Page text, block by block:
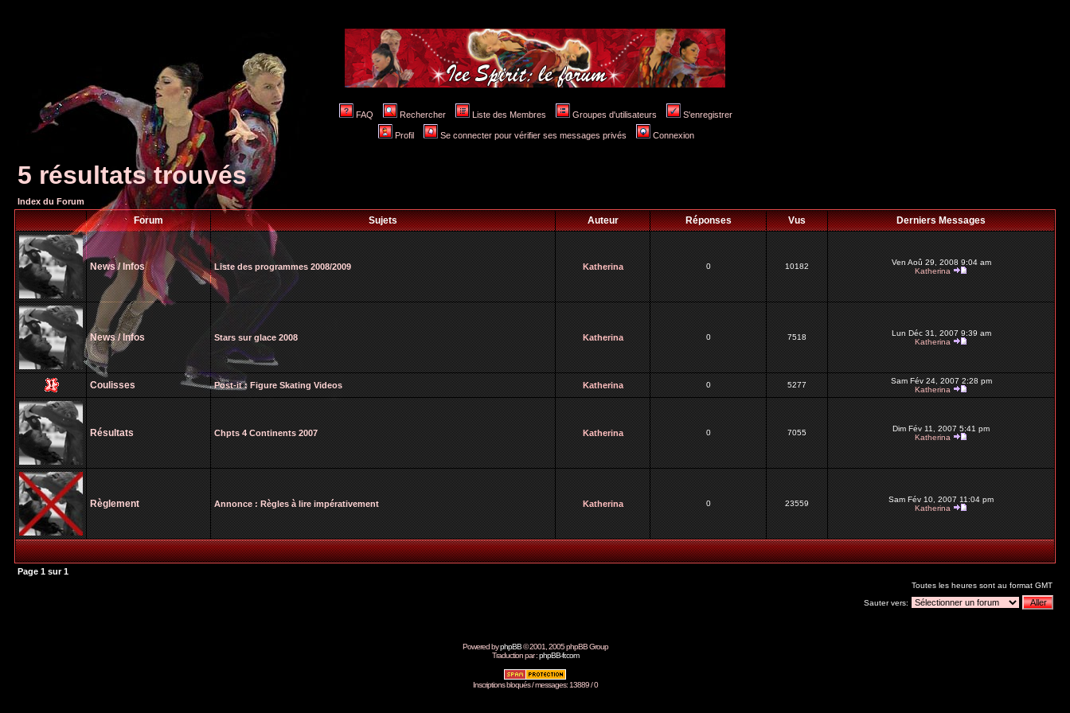
FAQ Rechercher Liste des Membres Groupes d'utilisateurs S'enregistrer
Profil Se connecter pour vérifier ses messages privés Connexion
5 résultats trouvés
Index du Forum
Forum Sujets Auteur Réponses Vus Derniers Messages
News / Infos Liste des programmes 2008/2009 Katherina 0 10182
Ven Aoû 29, 2008 9:04 am
Katherina
News / Infos Stars sur glace 2008 Katherina 0 7518
Lun Déc 31, 2007 9:39 am
Katherina
Coulisses Post-it : Figure Skating Videos Katherina 0 5277
Sam Fév 24, 2007 2:28 pm
Katherina
Résultats Chpts 4 Continents 2007 Katherina 0 7055
Dim Fév 11, 2007 5:41 pm
Katherina
Règlement Annonce : Règles à lire impérativement Katherina 0 23559
Sam Fév 10, 2007 11:04 pm
Katherina
Page 1 sur1
Toutes les heures sont au format GMT
Sauter vers:
Powered byphpBB© 2001, 2005 phpBB Group
Traduction par :phpBB-fr.com
Inscriptions bloqués / messages: 13889 / 0